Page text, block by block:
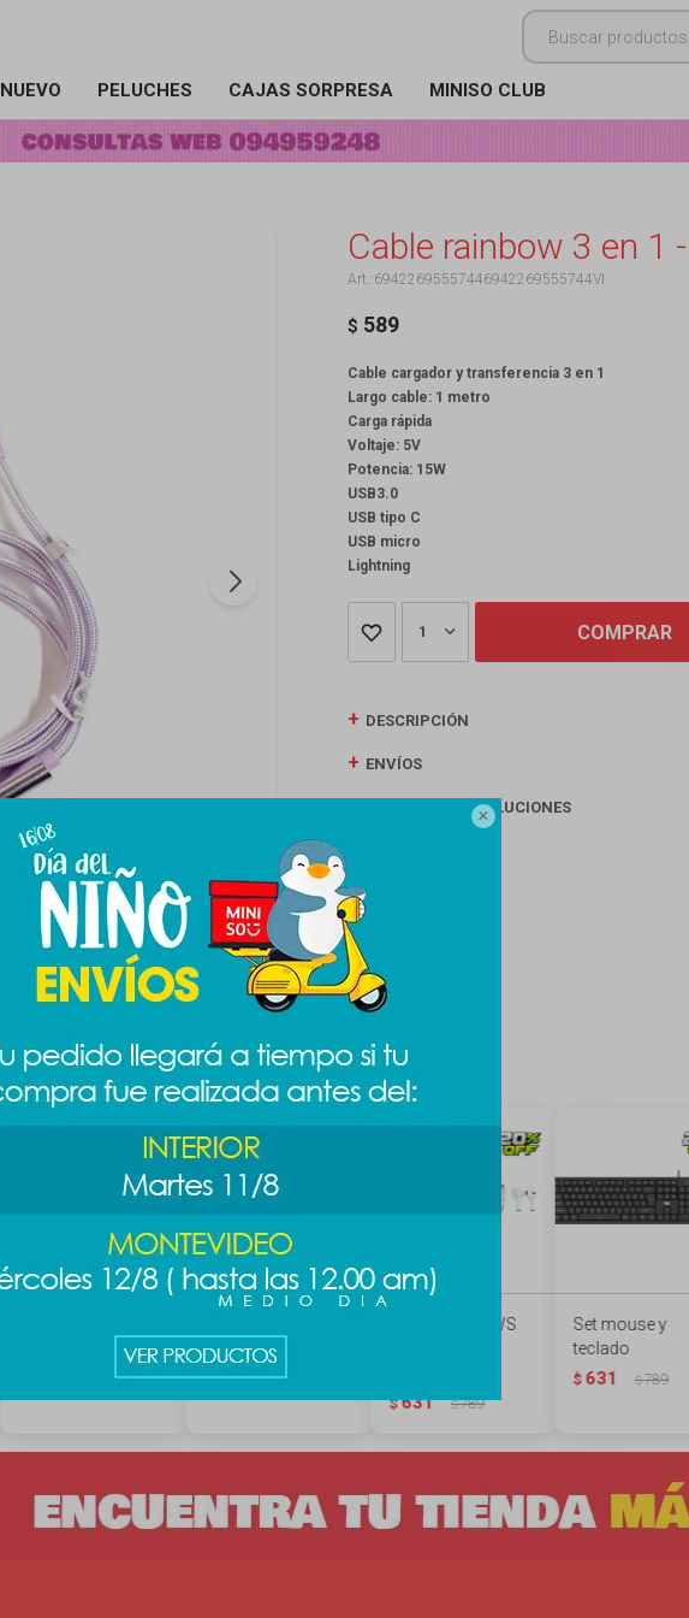

NUEVO PELUCHES CAJAS SORPRESA MINISO CLUB
Cable rainbow 3 en 1
69422695557446942269555744VI
$ 589
Cable cargador y transferencia 3 en 1
Largo cable: 1 metro
Carga rápida
Voltaje: 5V
Potencia: 15W
USB3.0
USB tipo C
USB micro
Lightning
1 COMPRAR
DESCRIPCIÓN
ENVÍOS
CAMBIOS Y DEVOLUCIONES
Productos que te pueden interesar
- beige
$ 631 $789
Auriculares TWS
$ 631 $789
Set mouse y
teclado
$ 631 $789